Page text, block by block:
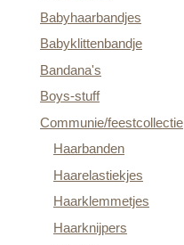
Babyhaarbandjes
Babyklittenbandje
Bandana's
Boys-stuff
Communie/feestcollectie
Haarbanden
Haarelastiekjes
Haarklemmetjes
Haarknijpers